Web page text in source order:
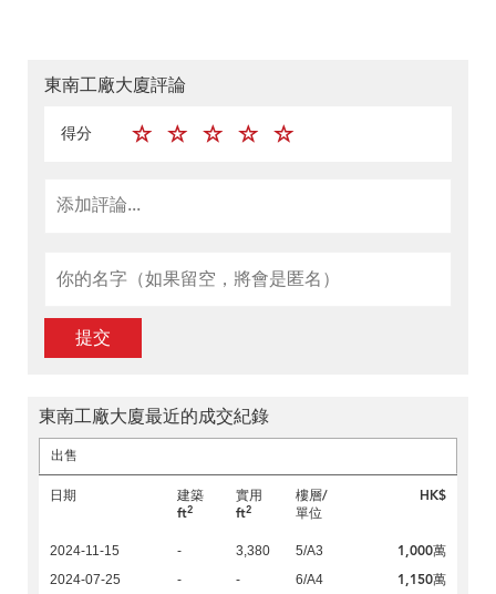
東南工廠大廈評論
得分
提交
東南工廠大廈最近的成交紀錄
出售
日期
建築
ft2
實用
ft2
樓層/
單位
HK$
2024-11-15 - 3,380 5/A3 1,000萬
2024-07-25 - - 6/A4 1,150萬